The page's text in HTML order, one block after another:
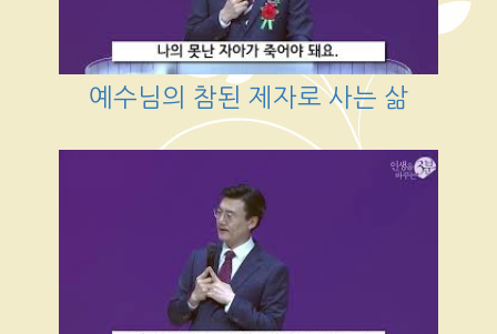
예수님의 참된 제자로 사는 삶